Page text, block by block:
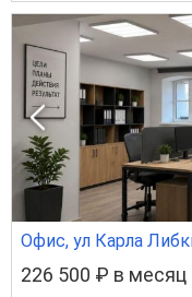
Офис, ул Карла
226 500 ₽ в месяц